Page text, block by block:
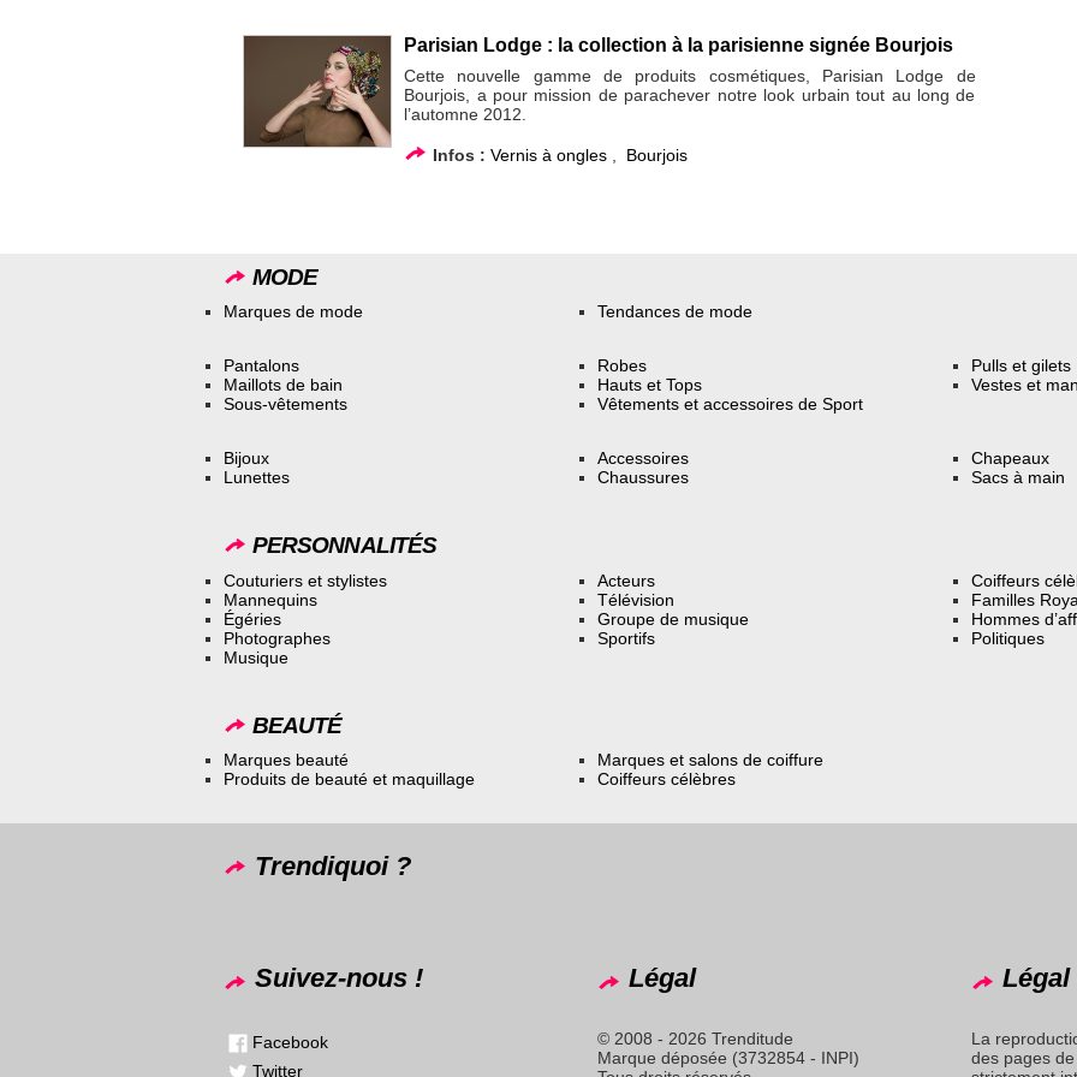
Parisian Lodge : la collection à la parisienne signée Bourjois
Cette nouvelle gamme de produits cosmétiques, Parisian Lodge de
Bourjois, a pour mission de parachever notre look urbain tout au long de
l’automne 2012.
Infos : Vernis à ongles , Bourjois
MODE
Marques de mode Tendances de mode
Pantalons
Maillots de bain
Sous-vêtements
Robes
Hauts et Tops
Vêtements et accessoires de Sport
Pulls et gilets
Vestes et
Bijoux
Lunettes
Accessoires
Chaussures
Chapeaux
Sacs à main
PERSONNALITÉS
Couturiers et stylistes
Mannequins
Égéries
Photographes
Musique
Acteurs
Télévision
Groupe de musique
Sportifs
Coiffeurs
Familles
Hommes
Politiques
BEAUTÉ
Marques beauté
Produits de beauté et maquillage
Marques et salons de coiffure
Coiffeurs célèbres
Trendiquoi ?
Suivez-nous !
Facebook
Twitter
Légal
© 2008 - 2026 Trenditude
Marque déposée (3732854 - INPI)
Légal
La
des pages